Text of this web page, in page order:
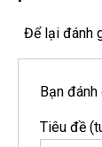
Để lại đánh
Bạn
Tiêu đề